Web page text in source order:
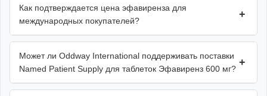
Как подтверждается цена эфавиренза для
международных покупателей?
+
Может ли Oddway International поддерживать поставки
Named Patient Supply для таблеток Эфавиренз 600 мг?
+